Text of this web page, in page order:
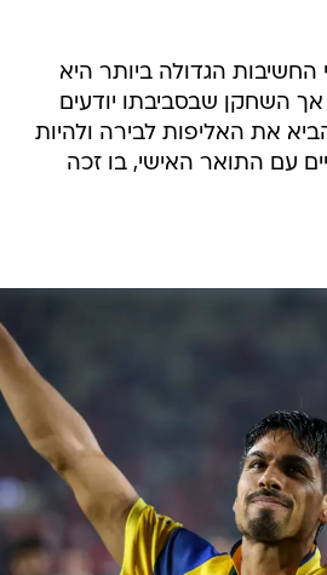
החשיבות הגדולה ביותר היא
השחקן שבסביבתו יודעים
את האליפות לבירה ולהיות
עם התואר האישי, בו זכה